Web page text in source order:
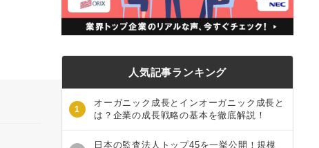
人気記事ランキング
1
オーガニック成長とインオーガニック成長と
は？企業の成長戦略の基本を徹底解説！
日本の監査法人トップ45を一挙公開！規模